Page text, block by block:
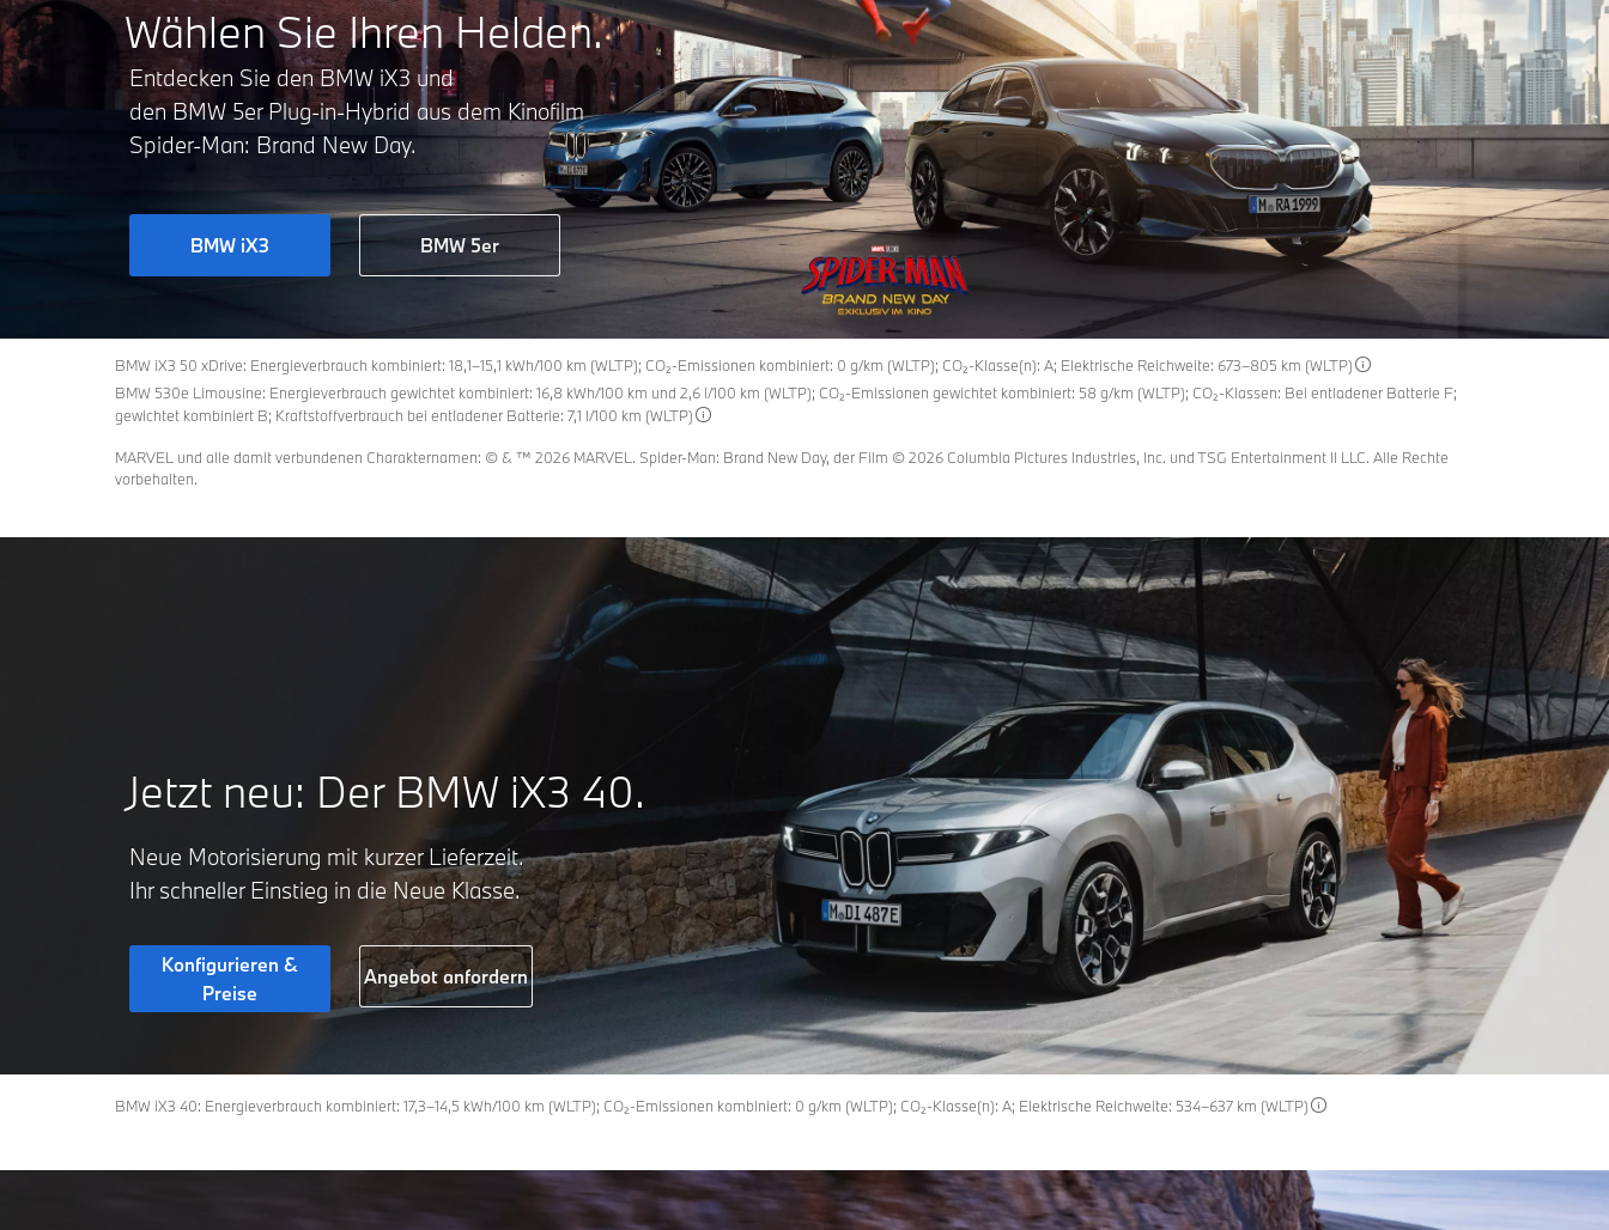
Wählen Sie Ihren Helden.
Entdecken Sie den BMW iX3 und
den BMW 5er Plug-in-Hybrid aus dem Kinofilm
Spider-Man: Brand New Day.
BMW iX3 BMW 5er
BMW iX3 50 xDrive: Energieverbrauch kombiniert: 18,1–15,1 kWh/100 km (WLTP); CO₂-Emissionen kombiniert: 0 g/km (WLTP); CO₂-Klasse(n): A; Elektrische Reichweite: 673–805 km (WLTP)
BMW 530e Limousine: Energieverbrauch gewichtet kombiniert: 16,8 kWh/100 km und 2,6 l/100 km (WLTP); CO₂-Emissionen gewichtet kombiniert: 58 g/km (WLTP); CO₂-Klassen: Bei entladener Batterie F;
gewichtet kombiniert B; Kraftstoffverbrauch bei entladener Batterie: 7,1 l/100 km (WLTP)
MARVEL und alle damit verbundenen Charakternamen: © & ™ 2026 MARVEL. Spider-Man: Brand New Day, der Film © 2026 Columbia Pictures Industries, Inc. und TSG Entertainment II LLC. Alle Rechte
vorbehalten.
Jetzt neu: Der BMW iX3 40.
Neue Motorisierung mit kurzer Lieferzeit.
Ihr schneller Einstieg in die Neue Klasse.
Konfigurieren &
Preise
Angebot anfordern
BMW iX3 40: Energieverbrauch kombiniert: 17,3–14,5 kWh/100 km (WLTP); CO₂-Emissionen kombiniert: 0 g/km (WLTP); CO₂-Klasse(n): A; Elektrische Reichweite: 534–637 km (WLTP)